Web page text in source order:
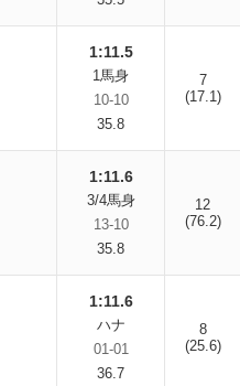
1:11.5
1馬身
10-10
35.8
7
(17.1)
1:11.6
3/4馬身
13-10
35.8
12
(76.2)
1:11.6
ハナ
01-01
36.7
8
(25.6)